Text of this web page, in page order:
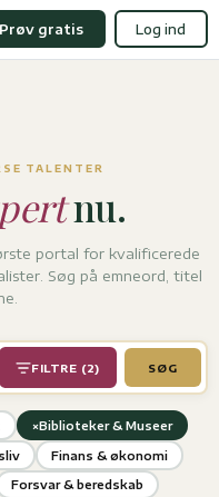
Prøv gratis Log ind
TALENTER
nu.
portal for kvalificerede
Søg på emneord, titel
FILTRE (2) SØG
×Biblioteker & Museer
Finans & økonomi
Forsvar & beredskab